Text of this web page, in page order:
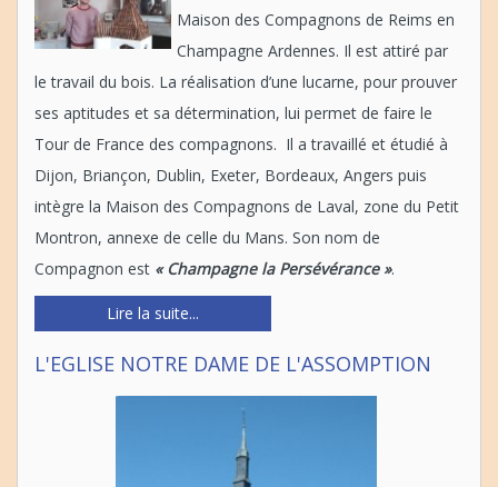
Maison des Compagnons de Reims en
Champagne Ardennes. Il est attiré par
le travail du bois. La réalisation d’une lucarne, pour prouver
ses aptitudes et sa détermination, lui permet de faire le
Tour de France des compagnons. Il a travaillé et étudié à
Dijon, Briançon, Dublin, Exeter, Bordeaux, Angers puis
intègre la Maison des Compagnons de Laval, zone du Petit
Montron, annexe de celle du Mans. Son nom de
Compagnon est « Champagne la Persévérance ».
Lire la suite...
L'EGLISE NOTRE DAME DE L'ASSOMPTION